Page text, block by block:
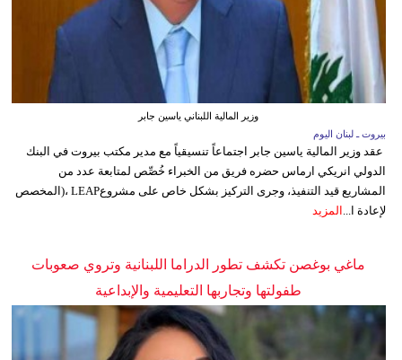
وزير المالية اللبناني ياسين جابر
بيروت ـ لبنان اليوم
عقد وزير المالية ياسين جابر اجتماعاً تنسيقياً مع مدير مكتب بيروت في البنك
الدولي انريكي ارماس حضره فريق من الخبراء خُصِّص لمتابعة عدد من
المشاريع قيد التنفيذ، وجرى التركيز بشكل خاص على مشروعLEAP ،(المخصص
لإعادة ا... المزيد
ماغي بوغصن تكشف تطور الدراما اللبنانية وتروي صعوبات
طفولتها وتجاربها التعليمية والإبداعية